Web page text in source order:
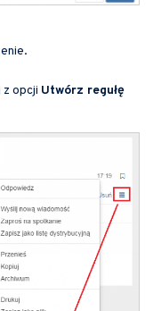
opcji Utwórz regułę